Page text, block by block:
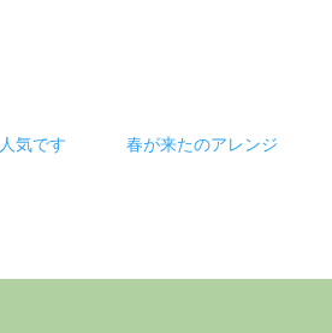
気です 春が来たのアレンジ